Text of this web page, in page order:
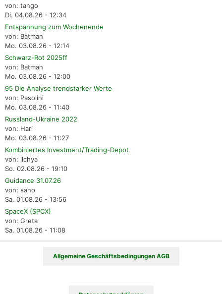
von: tango
Di. 04.08.26 - 12:34
Entspannung zum Wochenende
von: Batman
Mo. 03.08.26 - 12:14
Schwarz-Rot 2025ff
von: Batman
Mo. 03.08.26 - 12:00
95 Die Analyse trendstarker Werte
von: Pasolini
Mo. 03.08.26 - 11:40
Russland-Ukraine 2022
von: Hari
Mo. 03.08.26 - 11:27
Kombiniertes Investment/Trading-Depot
von: ilchya
So. 02.08.26 - 19:10
Guidance 31.07.26
von: sano
Sa. 01.08.26 - 13:56
SpaceX (SPCX)
von: Greta
Sa. 01.08.26 - 11:08
Allgemeine Geschäftsbedingungen AGB